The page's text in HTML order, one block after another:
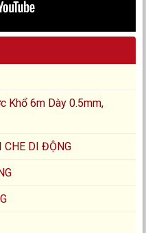
Khổ 6m Dày 0.5mm,
CHE DI ĐỘNG